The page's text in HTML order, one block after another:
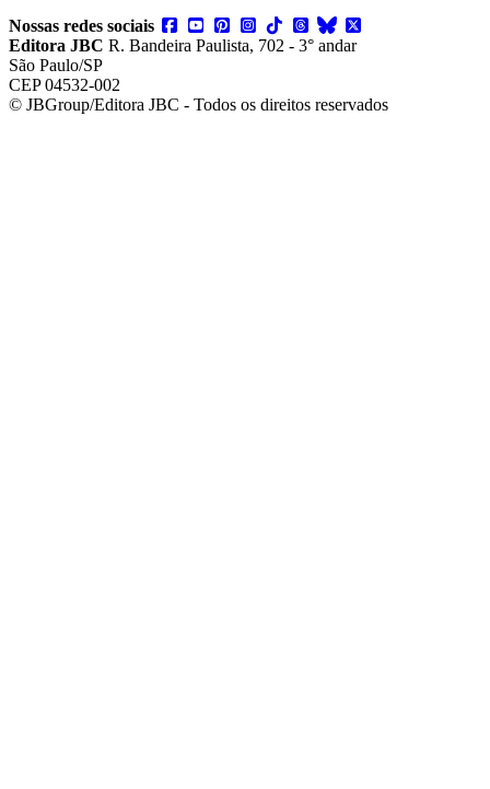
Nossas redes sociais
Editora JBC R. Bandeira Paulista, 702 - 3° andar
São Paulo/SP
CEP 04532-002
© JBGroup/Editora JBC - Todos os direitos reservados